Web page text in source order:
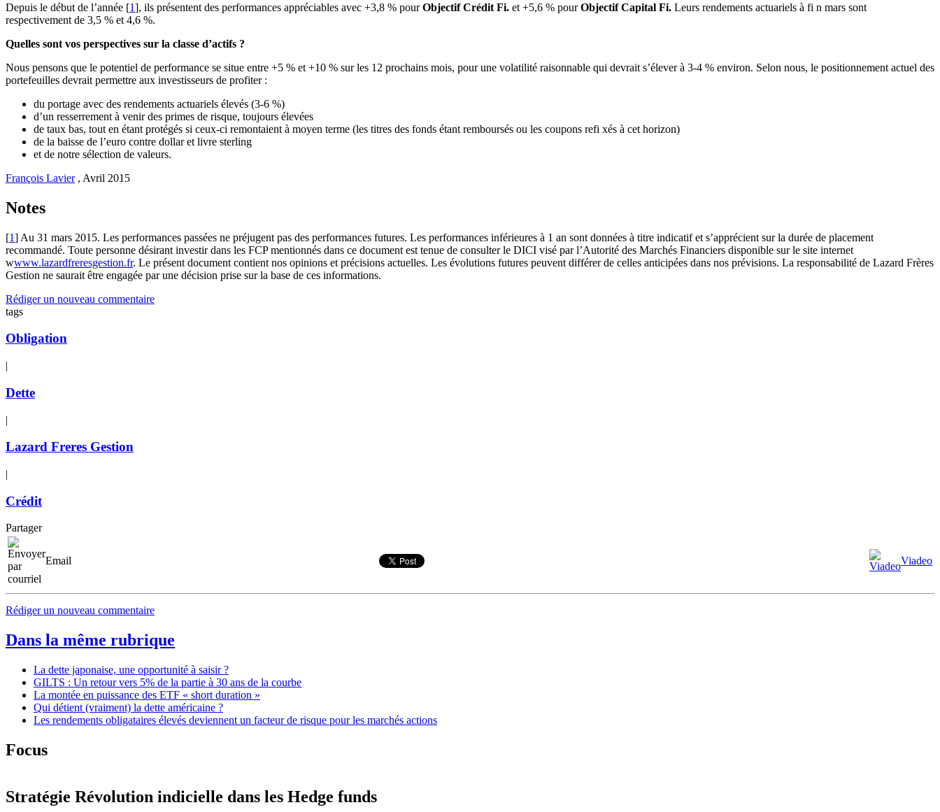
Depuis le début de l’année [1], ils présentent des performances appréciables avec +3,8 % pourObjectif Crédit Fi. et +5,6 % pourObjectif Capital Fi. Leurs rendements actuariels à fi n mars sont
respectivement de 3,5 % et 4,6 %.
Quelles sont vos perspectives sur la classe d’actifs ?
Nous pensons que le potentiel de performance se situe entre +5 % et +10 % sur les 12 prochains mois, pour une volatilité raisonnable qui devrait s’élever à 3-4 % environ. Selon nous, le positionnement actuel des
portefeuilles devrait permettre aux investisseurs de profiter :
du portage avec des rendements actuariels élevés (3-6 %)
d’un resserrement à venir des primes de risque, toujours élevées
de taux bas, tout en étant protégés si ceux-ci remontaient à moyen terme (les titres des fonds étant remboursés ou les coupons refi xés à cet horizon)
de la baisse de l’euro contre dollar et livre sterling
et de notre sélection de valeurs.
François Lavier , Avril 2015
Notes
[1] Au 31 mars 2015. Les performances passées ne préjugent pas des performances futures. Les performances inférieures à 1 an sont données à titre indicatif et s’apprécient sur la durée de placement
recommandé. Toute personne désirant investir dans les FCP mentionnés dans ce document est tenue de consulter le DICI visé par l’Autorité des Marchés Financiers disponible sur le site internet
wwww.lazardfreresgestion.fr. Le présent document contient nos opinions et précisions actuelles. Les évolutions futures peuvent différer de celles anticipées dans nos prévisions. La responsabilité de Lazard Frères
Gestion ne saurait être engagée par une décision prise sur la base de ces informations.
Rédiger un nouveau commentaire
tags
Obligation
|
Dette
|
Lazard Freres Gestion
|
Crédit
Partager
Email Viadeo
Rédiger un nouveau commentaire
Dans la même rubrique
La dette japonaise, une opportunité à saisir ?
GILTS : Un retour vers 5% de la partie à 30 ans de la courbe
La montée en puissance des ETF « short duration »
Qui détient (vraiment) la dette américaine ?
Les rendements obligataires élevés deviennent un facteur de risque pour les marchés actions
Focus
Stratégie Révolution indicielle dans les Hedge funds